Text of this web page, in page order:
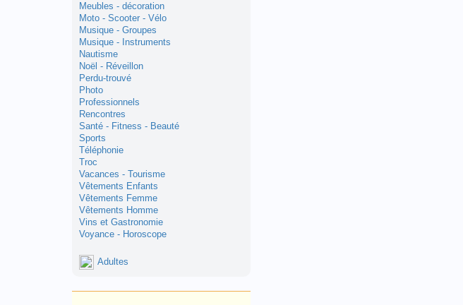
Meubles - décoration
Moto - Scooter - Vélo
Musique - Groupes
Musique - Instruments
Nautisme
Noël - Réveillon
Perdu-trouvé
Photo
Professionnels
Rencontres
Santé - Fitness - Beauté
Sports
Téléphonie
Troc
Vacances - Tourisme
Vêtements Enfants
Vêtements Femme
Vêtements Homme
Vins et Gastronomie
Voyance - Horoscope
Adultes